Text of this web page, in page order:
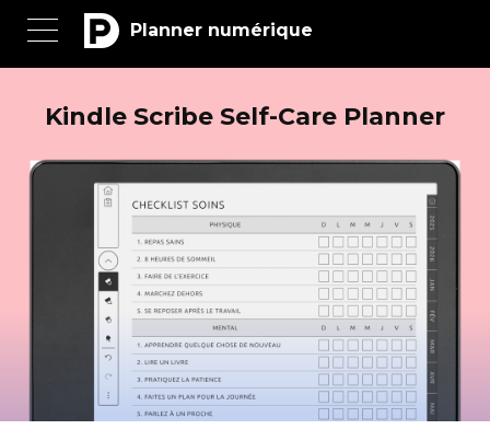
Planner numérique
Kindle Scribe Self-Care Planner